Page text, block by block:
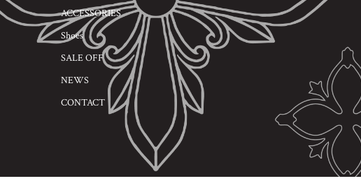
ACCESSORIES
Shoes
SALE OFF
NEWS
CONTACT